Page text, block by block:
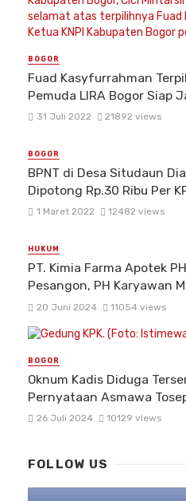
BOGOR
Fuad Kasyfurrahman
Pemuda LIRA Bogor Siap
31 Juli 2022 21892 views
BOGOR
BPNT di Desa Situdaun
Dipotong Rp.30 Ribu Per
1 Maret 2022 12482 views
HUKUM
PT. Kimia Farma Apotek
Pesangon, PH Karyawan
20 Juni 2024 11054 views
BOGOR
Oknum Kadis Diduga
Pernyataan Asmawa
26 Juli 2024 10129 views
FOLLOW US